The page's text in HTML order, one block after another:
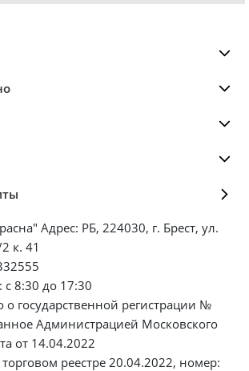
Адрес: РБ, 224030, г. Брест, ул.
к. 41
8:30 до 17:30
о государственной регистрации №
Администрацией Московского
от 14.04.2022
торговом реестре 20.04.2022, номер: